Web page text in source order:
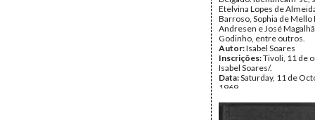
Etelvina Lopes de
Barroso, Sophia de
Andresen e José
Godinho, entre outros.
Autor:Isabel Soares
Inscrições:Tivoli, 11 de
Isabel Soares/.
Data:Saturday, 11 de
1969
Tipo Documental: